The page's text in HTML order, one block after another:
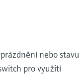
nebo stavu
pro využití